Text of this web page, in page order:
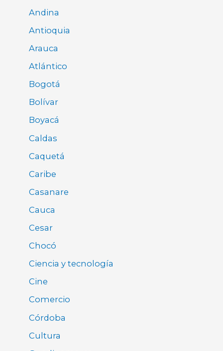
Andina
Antioquia
Arauca
Atlántico
Bogotá
Bolívar
Boyacá
Caldas
Caquetá
Caribe
Casanare
Cauca
Cesar
Chocó
Ciencia y tecnología
Cine
Comercio
Córdoba
Cultura